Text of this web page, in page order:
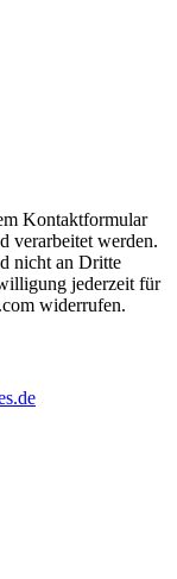
Kontaktformular
verarbeitet werden.
nicht an Dritte
jederzeit für
widerrufen.